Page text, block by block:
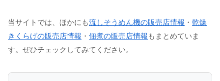
当サイトでは、ほかにも流しそうめん機の販売店情報 ・ 乾燥
きくらげの販売店情報 ・ 佃煮の販売店情報 もまとめていま
す。ぜひチェックしてみてください。